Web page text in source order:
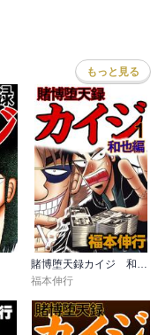
もっと見る
賭博堕天録カイジ 和也編
福本伸行